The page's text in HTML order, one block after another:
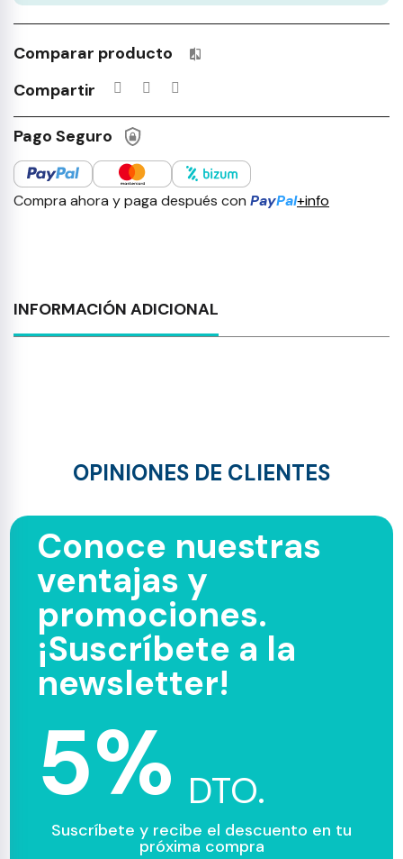
Comparar producto Productos incluidos en tu lista
Compartir
Pago Seguro
Compra ahora y paga después con PayPal+info
INFORMACIÓN ADICIONAL
OPINIONES DE CLIENTES
Conoce nuestras
ventajas y
promociones.
¡Suscríbete a la
newsletter!
5% DTO.
Suscríbete y recibe el descuento en tu
próxima compra